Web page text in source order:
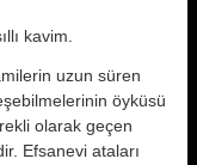
kavim.
uzun süren
öyküsü
olarak geçen
Efsanevi ata­ları